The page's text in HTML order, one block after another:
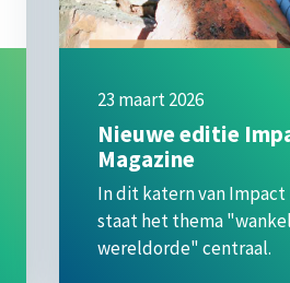
23 maart 2026
Nieuwe editie
Magazine
In dit katern van Impact
staat het thema
wereldorde" centraal.